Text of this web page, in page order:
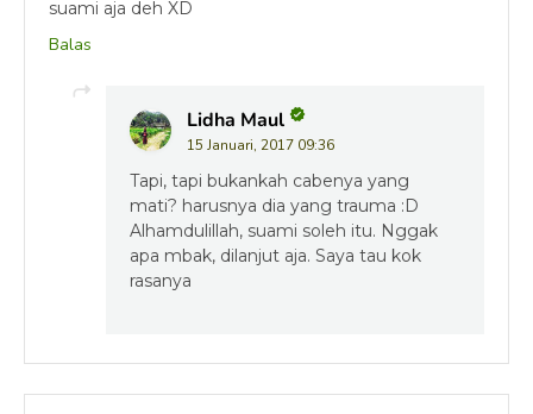
suami aja deh XD
Balas
Lidha Maul
15 Januari, 2017 09:36
Tapi, tapi bukankah cabenya yang
mati? harusnya dia yang trauma :D
Alhamdulillah, suami soleh itu. Nggak
apa mbak, dilanjut aja. Saya tau kok
rasanya